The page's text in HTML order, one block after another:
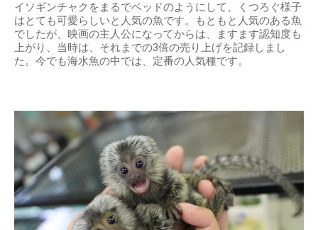
イソギンチャクをまるでベッドのようにして、くつろぐ様子
はとても可愛らしいと人気の魚です。もともと人気のある魚
でしたが、映画の主人公になってからは、ますます認知度も
上がり、当時は、それまでの3倍の売り上げを記録しまし
た。今でも海水魚の中では、定番の人気種です。